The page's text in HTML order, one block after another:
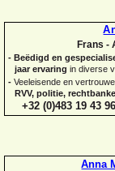
Frans -
- Beëdigd en
jaar ervaring in diverse
- Veeleisende en
RVV, politie,
+32 (0)483 19 43
Anna